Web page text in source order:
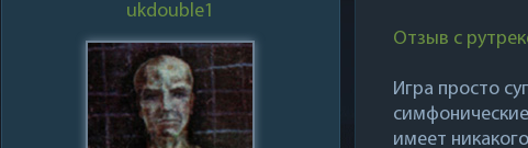
Отзыв с
Игра просто
имеет
ukdouble1